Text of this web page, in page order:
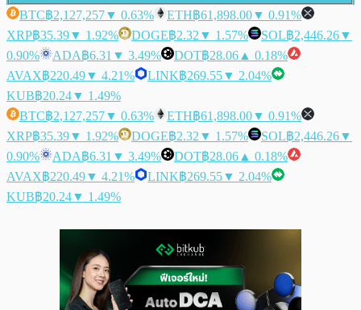
BTC฿2,127,257▼ 0.63% ETH฿61,898.00▼ 0.91%
XRP฿35.39▼ 1.92% DOGE฿2.32 ▼ 1.57% SOL฿2,446.26▼
0.90%
ADA฿6.31 ▼ 3.49% DOT฿28.06 ▲ 0.18%
AVAX฿220.49▼ 4.21% LINK฿269.55▼ 2.04%
KUB฿20.24▼ 1.49%
BTC฿2,127,257▼ 0.63% ETH฿61,898.00▼ 0.91%
XRP฿35.39▼ 1.92% DOGE฿2.32 ▼ 1.57% SOL฿2,446.26▼
0.90%
ADA฿6.31 ▼ 3.49% DOT฿28.06 ▲ 0.18%
AVAX฿220.49▼ 4.21% LINK฿269.55▼ 2.04%
KUB฿20.24▼ 1.49%